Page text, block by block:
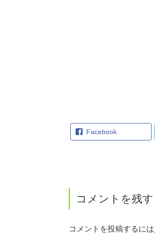
Facebook
コメントを残す
コメントを投稿するには